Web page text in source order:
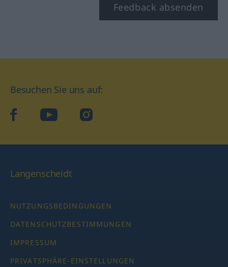
Feedback absenden
Besuchen Sie uns auf:
facebookYouTube Instagram
Langenscheidt
NUTZUNGSBEDINGUNGEN
DATENSCHUTZBESTIMMUNGEN
IMPRESSUM
PRIVATSPHÄRE-EINSTELLUNGEN